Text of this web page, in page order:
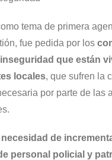
tema de primera
fue pedida por los
que están
locales, que sufren la
por parte de las
de
personal policial y